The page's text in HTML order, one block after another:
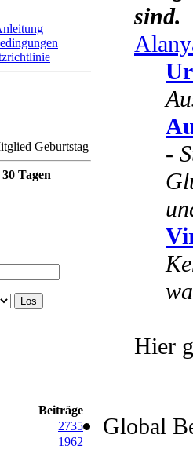
Geburtstag
Tagen
Beiträge
2735
1962
sind.
-
Hier
Global